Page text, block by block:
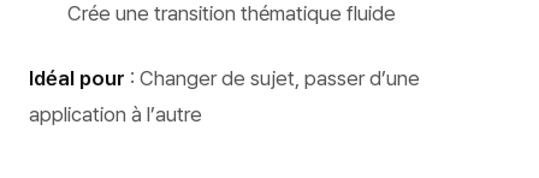
Crée une transition thématique fluide
Idéal pour : Changer de sujet, passer d’une
application à l’autre